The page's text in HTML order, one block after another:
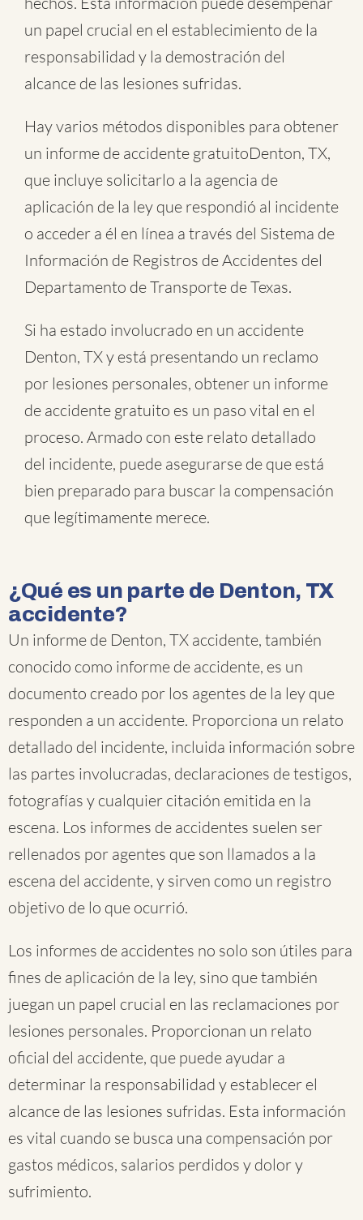
un papel crucial en el establecimiento de la
responsabilidad y la demostración del
alcance de las lesiones sufridas.
Hay varios métodos disponibles para obtener
un informe de accidente gratuitoDenton, TX,
que incluye solicitarlo a la agencia de
aplicación de la ley que respondió al incidente
o acceder a él en línea a través del Sistema de
Información de Registros de Accidentes del
Departamento de Transporte de Texas.
Si ha estado involucrado en un accidente
Denton, TX y está presentando un reclamo
por lesiones personales, obtener un informe
de accidente gratuito es un paso vital en el
proceso. Armado con este relato detallado
del incidente, puede asegurarse de que está
bien preparado para buscar la compensación
que legítimamente merece.
¿Qué es un parte de Denton, TX
accidente?
Un informe de Denton, TX accidente, también
conocido como informe de accidente, es un
documento creado por los agentes de la ley que
responden a un accidente. Proporciona un relato
detallado del incidente, incluida información sobre
las partes involucradas, declaraciones de testigos,
fotografías y cualquier citación emitida en la
escena. Los informes de accidentes suelen ser
rellenados por agentes que son llamados a la
escena del accidente, y sirven como un registro
objetivo de lo que ocurrió.
Los informes de accidentes no solo son útiles para
fines de aplicación de la ley, sino que también
juegan un papel crucial en las reclamaciones por
lesiones personales. Proporcionan un relato
oficial del accidente, que puede ayudar a
determinar la responsabilidad y establecer el
alcance de las lesiones sufridas. Esta información
es vital cuando se busca una compensación por
gastos médicos, salarios perdidos y dolor y
sufrimiento.